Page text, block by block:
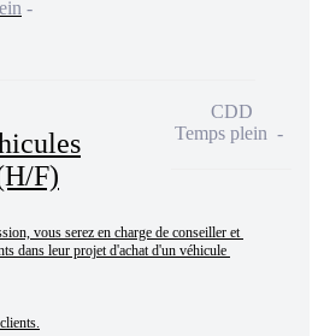
F)
vous serez en charge de conseiller et
dans leur projet d'achat d'un véhicule
CDD
Temps plein